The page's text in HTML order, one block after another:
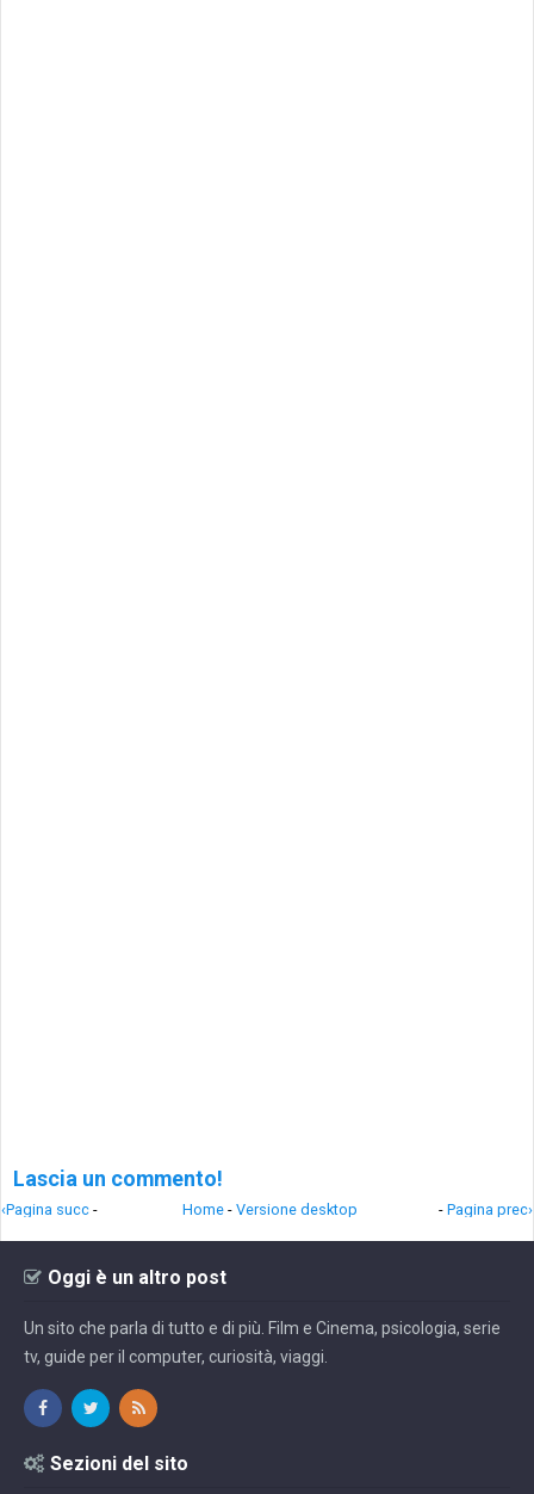
Lascia un commento!
‹Pagina succ - - Pagina prec›
Home - Versione desktop
Oggi è un altro post
Un sito che parla di tutto e di più. Film e Cinema, psicologia, serie
tv, guide per il computer, curiosità, viaggi.
Sezioni del sito